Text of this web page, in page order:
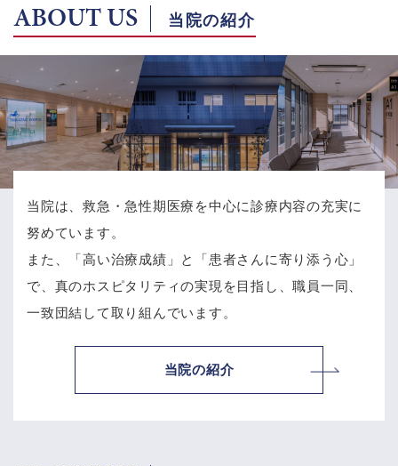
ABOUT US 当院の紹介
当院は、救急・急性期医療を中心に診療内容の充実に
努めています。
また、「高い治療成績」と「患者さんに寄り添う心」
で、 真のホスピタリティの実現を目指し、職員一同、
一致団結して取り組んでいます。
当院の紹介